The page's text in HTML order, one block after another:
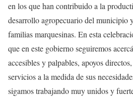
en los que han contribuido a la
desarrollo agropecuario del municipio
familias marquesinas. En esta
que en este gobierno seguiremos
accesibles y palpables, apoyos
servicios a la medida de sus
sigamos trabajando muy unidos y